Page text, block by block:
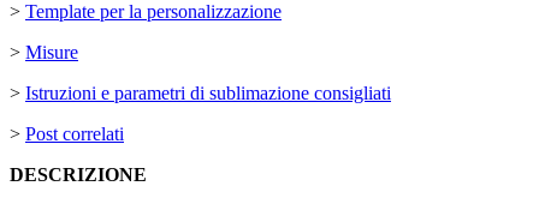
> Template per la personalizzazione
> Misure
> Istruzioni e parametri di sublimazione consigliati
> Post correlati
DESCRIZIONE